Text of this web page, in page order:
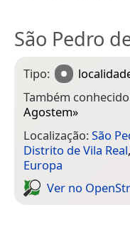
São Pedro
Tipo:
Também
Agostem»
Localização:São
Distrito de Vila Real,
Europa
Ver no